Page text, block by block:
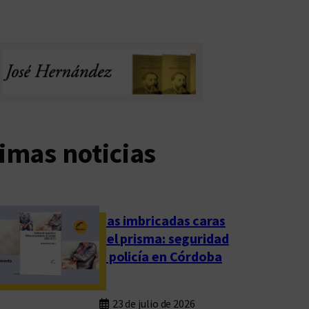
noticias
Las imbricadas caras
del prisma: seguridad
y policía en Córdoba
23 de julio de 2026